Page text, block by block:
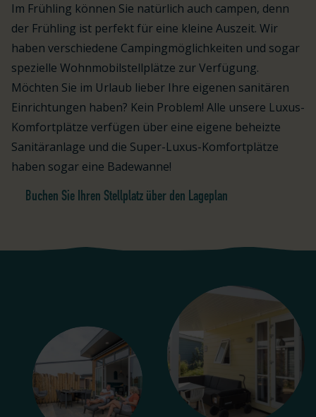
Im Frühling können Sie natürlich auch campen, denn
der Frühling ist perfekt für eine kleine Auszeit. Wir
haben verschiedene Campingmöglichkeiten und sogar
spezielle Wohnmobilstellplätze zur Verfügung.
Möchten Sie im Urlaub lieber Ihre eigenen sanitären
Einrichtungen haben? Kein Problem! Alle unsere Luxus-
Komfortplätze verfügen über eine eigene beheizte
Sanitäranlage und die Super-Luxus-Komfortplätze
haben sogar eine Badewanne!
Buchen Sie Ihren Stellplatz über den Lageplan